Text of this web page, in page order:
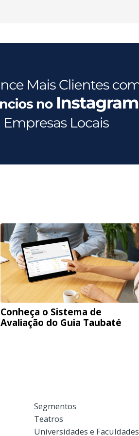
Conheça o Sistema de
Avaliação do Guia Taubaté
Segmentos
Teatros
Universidades e Faculdades